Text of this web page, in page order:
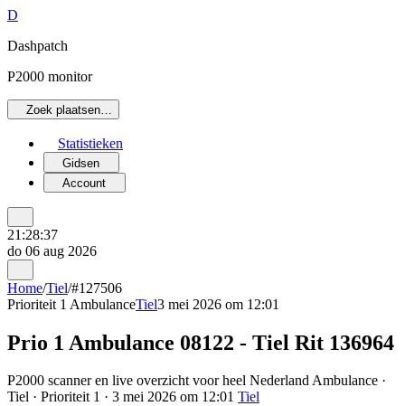
D
Dashpatch
P2000 monitor
Zoek plaatsen…
Statistieken
Gidsen
Account
21:28:37
do 06 aug 2026
Home/Tiel/#127506
Prioriteit 1 AmbulanceTiel3 mei 2026 om 12:01
Prio 1 Ambulance 08122 - Tiel Rit 136964
P2000 scanner en live overzicht voor heel Nederland Ambulance ·
Tiel · Prioriteit 1 · 3 mei 2026 om 12:01 Tiel